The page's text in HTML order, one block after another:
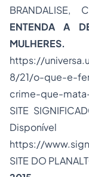
BRANDALISE,
ENTENDA A
https://
8/21/o-que-e-
crime-que-
SITE
https://
SITE DO